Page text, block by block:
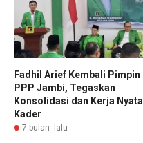
Fadhil Arief Kembali Pimpin
PPP Jambi, Tegaskan
Konsolidasi dan Kerja Nyata
Kader
7 bulan lalu